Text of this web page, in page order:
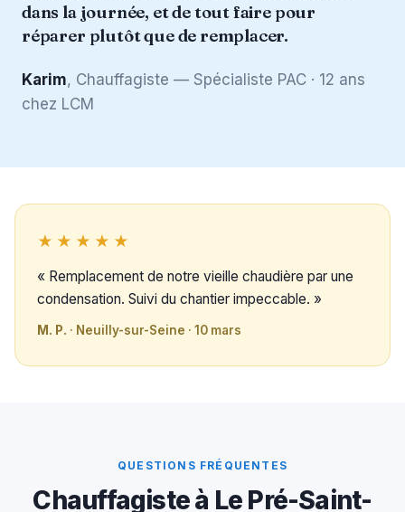
dans la journée, et de tout faire pour
réparer plutôt que de remplacer.
Karim, Chauffagiste — Spécialiste PAC · 12 ans
chez LCM
★★★★★
« Remplacement de notre vieille chaudière par une
condensation. Suivi du chantier impeccable. »
M. P. · Neuilly-sur-Seine · 10 mars
QUESTIONS FRÉQUENTES
Chauffagiste à Le Pré-Saint-